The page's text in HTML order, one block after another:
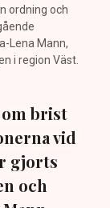
ordning och
Lena Mann,
i region Väst.
brist
vid
gjorts
och